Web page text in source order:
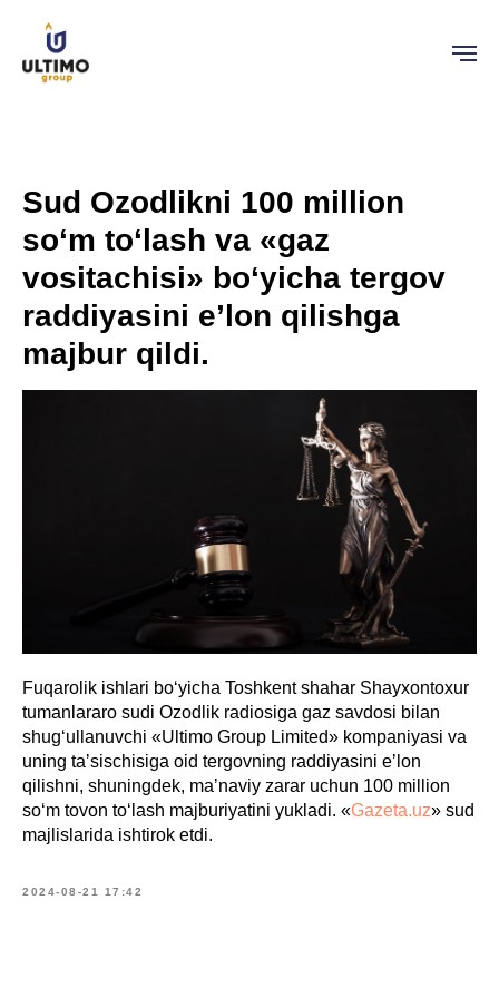
Sud Ozodlikni 100 million
so‘m to‘lash va «gaz
vositachisi» bo‘yicha tergov
raddiyasini e’lon qilishga
majbur qildi.
Fuqarolik ishlari boʻyicha Toshkent shahar Shayxontoxur
tumanlararo sudi Ozodlik radiosiga gaz savdosi bilan
shugʻullanuvchi «Ultimo Group Limited» kompaniyasi va
uning taʼsischisiga oid tergovning raddiyasini eʼlon
qilishni, shuningdek, maʼnaviy zarar uchun 100 million
soʻm tovon toʻlash majburiyatini yukladi. «Gazeta.uz» sud
majlislarida ishtirok etdi.
2024-08-21 17:42